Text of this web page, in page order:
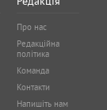
Про нас
Редакційна
політика
Команда
Контакти
Напишіть нам